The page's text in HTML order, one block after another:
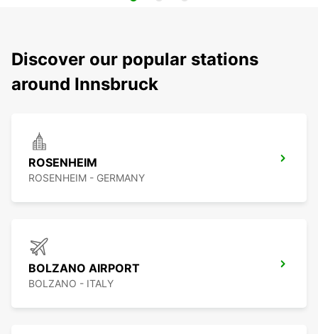
Discover our popular stations
around Innsbruck
ROSENHEIM
ROSENHEIM - GERMANY
BOLZANO AIRPORT
BOLZANO - ITALY